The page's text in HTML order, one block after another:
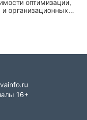
оптимизации,
организационных
16+